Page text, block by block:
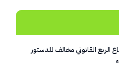
الربع القانوني مخالف للدستور